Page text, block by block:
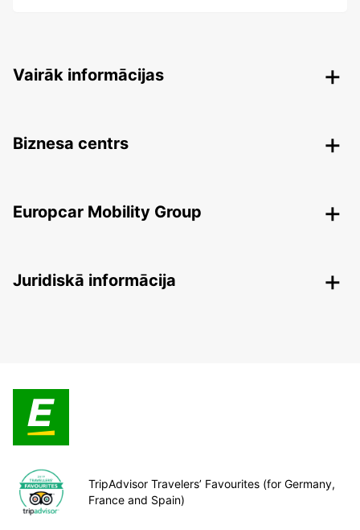
Vairāk informācijas
Biznesa centrs
Europcar Mobility Group
Juridiskā informācija
TripAdvisor Travelers’ Favourites (for Germany,
France and Spain)